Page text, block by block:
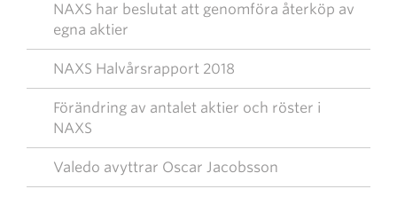
NAXS har beslutat att genomföra återköp av
egna aktier
NAXS Halvårsrapport 2018
Förändring av antalet aktier och röster i
NAXS
Valedo avyttrar Oscar Jacobsson